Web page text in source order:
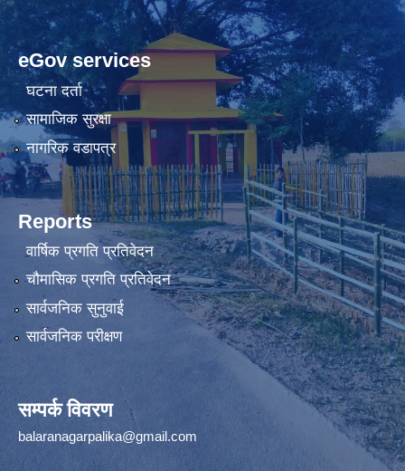
eGov services
घटना दर्ता
सामाजिक सुरक्षा
नागरिक वडापत्र
Reports
वार्षिक प्रगति प्रतिवेदन
चौमासिक प्रगति प्रतिवेदन
सार्वजनिक सुनुवाई
सार्वजनिक परीक्षण
सम्पर्क विवरण
balaranagarpalika@gmail.com